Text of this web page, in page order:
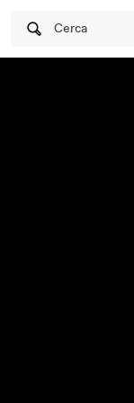
Cerca